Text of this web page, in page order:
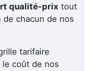
qualité-prix tout
chacun de nos
tarifaire
coût de nos